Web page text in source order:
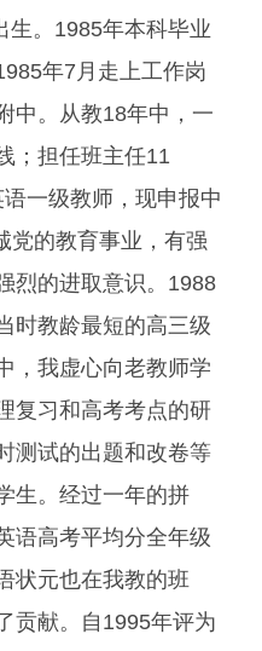
生。1985年本科毕业
年7月走上工作岗
中。从教18年中，一
；担任班主任11
一级教师，现申报中
的教育事业，有强
烈的进取意识。1988
时教龄最短的高三级
，我虚心向老教师学
复习和高考考点的研
测试的出题和改卷等
生。经过一年的拼
语高考平均分全年级
状元也在我教的班
贡献。自1995年评为